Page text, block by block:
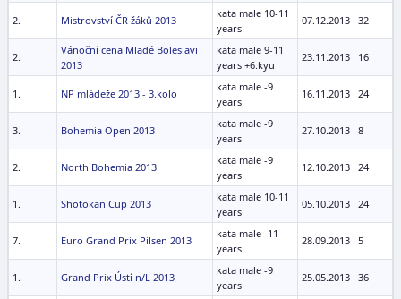
2. Mistrovství ČR žáků 2013
kata male 10-11
years
07.12.2013 32
2.
Vánoční cena Mladé Boleslavi
2013
kata male 9-11
years +6.kyu
23.11.2013 16
1. NP mládeže 2013 - 3.kolo
kata male -9
years
16.11.2013 24
3. Bohemia Open 2013
kata male -9
years
27.10.2013 8
2. North Bohemia 2013
kata male -9
years
12.10.2013 24
1. Shotokan Cup 2013
kata male 10-11
years
05.10.2013 24
7. Euro Grand Prix Pilsen 2013
kata male -11
years
28.09.2013 5
1. Grand Prix Ústí n/L 2013
kata male -9
years
25.05.2013 36